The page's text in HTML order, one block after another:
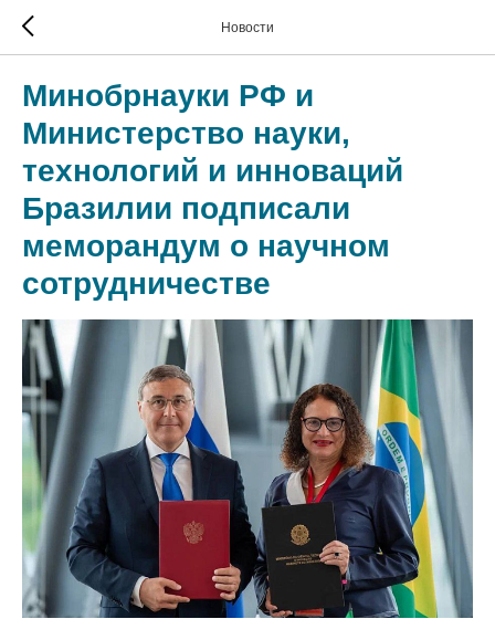
Новости
Минобрнауки РФ и
Министерство науки,
технологий и инноваций
Бразилии подписали
меморандум о научном
сотрудничестве